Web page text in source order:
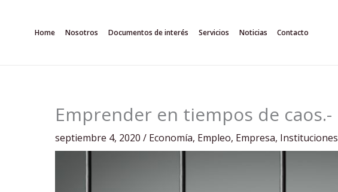
Home Nosotros Documentos de interés Servicios Noticias Contacto
Emprender en tiempos de caos.-
septiembre 4, 2020 / Economía, Empleo, Empresa, Instituciones